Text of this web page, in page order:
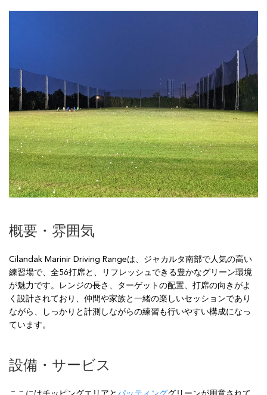
概要・雰囲気
Cilandak Marinir Driving Rangeは、ジャカルタ南部で人気の高い
練習場で、全56打席と、リフレッシュできる豊かなグリーン環境
が魅力です。レンジの長さ、ターゲットの配置、打席の向きがよ
く設計されており、仲間や家族と一緒の楽しいセッションであり
ながら、しっかりと計測しながらの練習も行いやすい構成になっ
ています。
設備・サービス